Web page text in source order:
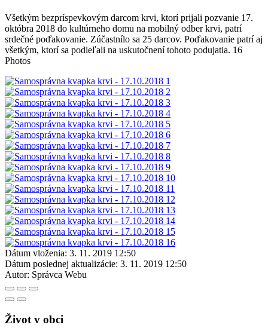
Všetkým bezpríspevkovým darcom krvi, ktorí prijali pozvanie 17.
októbra 2018 do kultúrneho domu na mobilný odber krvi, patrí
srdečné poďakovanie. Zúčastnílo sa 25 darcov. Poďakovanie patrí aj
všetkým, ktorí sa podieľali na uskutočnení tohoto podujatia. 16
Photos
Dátum vloženia: 3. 11. 2019 12:50
Dátum poslednej aktualizácie: 3. 11. 2019 12:50
Autor: Správca Webu
Život v obci